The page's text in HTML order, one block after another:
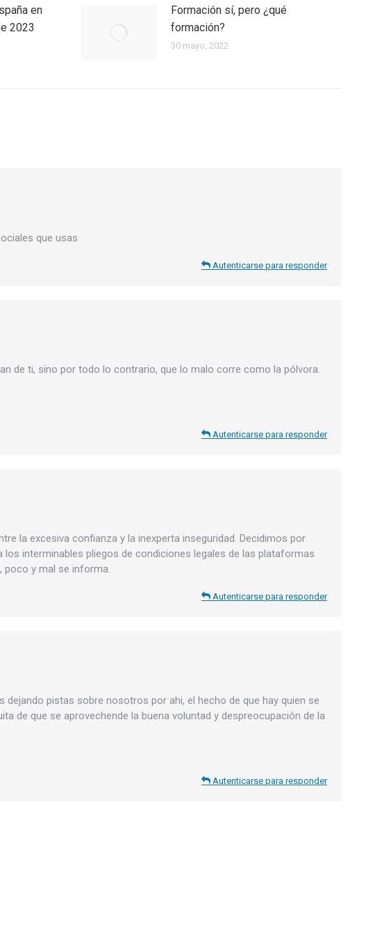
en
2023
Formación sí, pero ¿qué
formación?
30 mayo, 2022
que usas
Autenticarse para responder
de ti, sino por todo lo contrario, que lo malo corre como la pólvora.
Autenticarse para responder
la excesiva confianza y la inexperta inseguridad. Decidimos por
interminables pliegos de condiciones legales de las plataformas
poco y mal se informa.
Autenticarse para responder
pistas sobre nosotros por ahi, el hecho de que hay quien se
de que se aprovechende la buena voluntad y despreocupación de la
Autenticarse para responder